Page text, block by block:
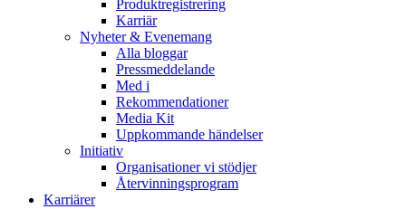
Produktregistrering
Karriär
Nyheter & Evenemang
Alla bloggar
Pressmeddelande
Med i
Rekommendationer
Media Kit
Uppkommande händelser
Initiativ
Organisationer vi stödjer
Återvinningsprogram
Karriärer